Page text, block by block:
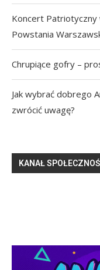
Koncert Patriotyczny
Powstania
Chrupiące gofry –
Jak wybrać dobrego
zwrócić uwagę?
KANAŁ